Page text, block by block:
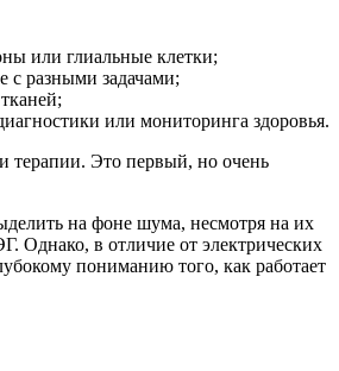
или глиальные клетки;
с разными задачами;
или мониторинга здоровья.
терапии. Это первый, но очень
на фоне шума, несмотря на их
Однако, в отличие от электрических
пониманию того, как работает